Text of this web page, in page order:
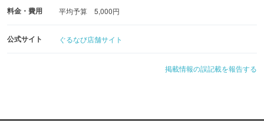
料金・費用 平均予算 5,000円
公式サイト ぐるなび店舗サイト
掲載情報の誤記載を報告する